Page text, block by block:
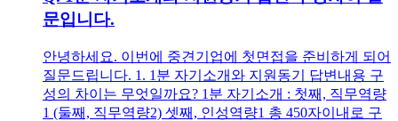
문입니다.
안녕하세요. 이번에 중견기업에 첫면접을 준비하게 되어
질문드립니다. 1. 1분 자기소개와 지원동기 답변내용 구
성의 차이는 무엇일까요? 1분 자기소개 : 첫째, 직무역량
1 (둘째, 직무역량2) 셋째, 인성역량1 총 450자이내로 구